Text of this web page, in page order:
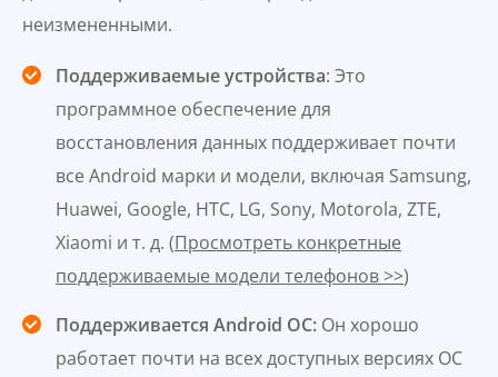
неизмененными.
Поддерживаемые устройства: Это
программное обеспечение для
восстановления данных поддерживает почти
все Android марки и модели, включая Samsung,
Huawei, Google, HTC, LG, Sony, Motorola, ZTE,
Xiaomi и т. д. (Просмотреть конкретные
поддерживаемые модели телефонов >>)
Поддерживается Android ОС: Он хорошо
работает почти на всех доступных версиях ОС